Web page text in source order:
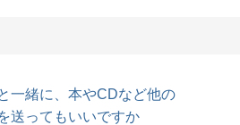
一緒に、本やCDなど他の
送ってもいいですか